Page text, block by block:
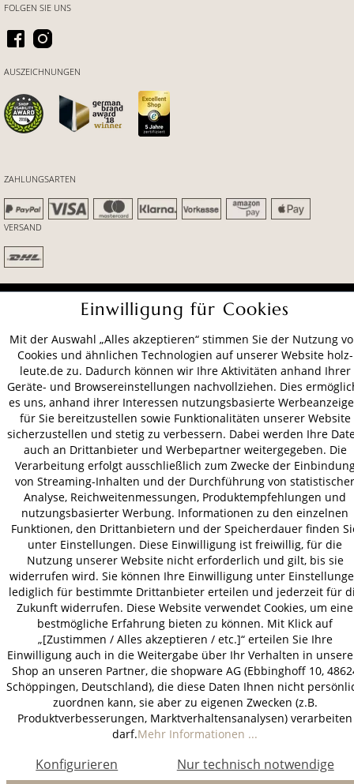
ZAHLUNGSARTEN
VERSAND
FOLGEN SIE UNS
AUSZEICHNUNGEN
AGB Datenschutz
Impressum
© 2026 HOLZ-LEUTE
* Alle Preise inkl. gesetzl. Mehrwertsteuer zzgl.Versandkosten.
Einwilligung für Cookies
Mit der Auswahl „Alles akzeptieren“ stimmen Sie der Nutzung
Cookies und ähnlichen Technologien auf unserer Website holz-
leute.de zu. Dadurch können wir Ihre Aktivitäten anhand Ihrer
Geräte- und Browsereinstellungen nachvollziehen. Dies
es uns, anhand ihrer Interessen nutzungsbasierte
für Sie bereitzustellen sowie Funktionalitäten unserer Website
sicherzustellen und stetig zu verbessern. Dabei werden Ihre
auch an Drittanbieter und Werbepartner weitergegeben. Die
Verarbeitung erfolgt ausschließlich zum Zwecke der
von Streaming-Inhalten und der Durchführung von statistischer
Analyse, Reichweitenmessungen, Produktempfehlungen und
nutzungsbasierter Werbung. Informationen zu den einzelnen
Funktionen, den Drittanbietern und der Speicherdauer finden
unter Einstellungen. Diese Einwilligung ist freiwillig, für die
Nutzung unserer Website nicht erforderlich und gilt, bis sie
widerrufen wird. Sie können Ihre Einwilligung unter
lediglich für bestimmte Drittanbieter erteilen und jederzeit für
Zukunft widerrufen. Diese Website verwendet Cookies, um eine
bestmögliche Erfahrung bieten zu können. Mit Klick auf
„[Zustimmen / Alles akzeptieren / etc.]“ erteilen Sie Ihre
Einwilligung auch in die Weitergabe über Ihr Verhalten in
Shop an unseren Partner, die shopware AG (Ebbinghoff 10,
Schöppingen, Deutschland), die diese Daten Ihnen nicht
zuordnen kann, sie aber zu eigenen Zwecken (z.B.
Produktverbesserungen, Marktverhaltensanalysen) verarbeiten
darf.Mehr Informationen ...
Nur technisch notwendige
Konfigurieren